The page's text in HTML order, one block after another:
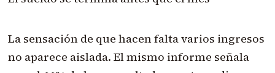
La sensación de que hacen falta varios ingresos
no aparece aislada. El mismo informe señala